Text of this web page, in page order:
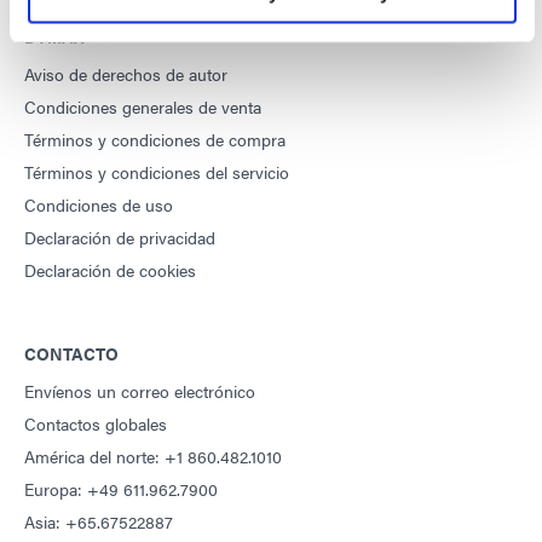
Aviso de derechos de autor
Condiciones generales de venta
Términos y condiciones de compra
Términos y condiciones del servicio
Condiciones de uso
Declaración de privacidad
Declaración de cookies
CONTACTO
Envíenos un correo electrónico
Contactos globales
América del norte: +1 860.482.1010
Europa: +49 611.962.7900
Asia: +65.67522887